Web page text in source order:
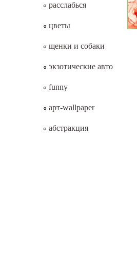
расслабься
цветы
щенки и собаки
экзотические авто
funny
арт-wallpaper
абстракция